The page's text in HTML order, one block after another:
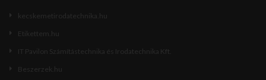
kecskemetirodatechnika.hu
Etikettem.hu
IT Pavilon Számítástechnika és Irodatechnika Kft.
Beszerzek.hu